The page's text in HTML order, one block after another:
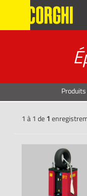
Produits
1 à 1 de1